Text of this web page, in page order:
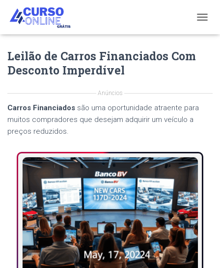
O
O
Leilão de Carros Financiados Com
Desconto Imperdível
Anúncios
Carros Financiados são uma oportunidade atraente para
muitos compradores que desejam adquirir um veículo a
preços reduzidos.